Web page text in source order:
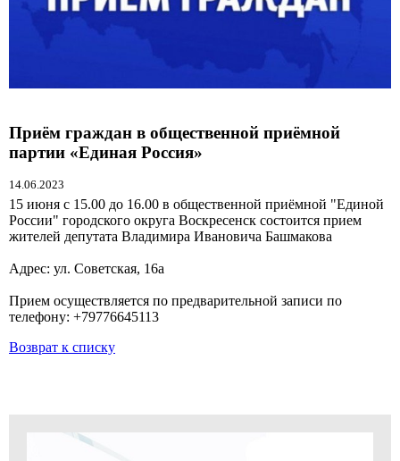
Приём граждан в общественной приёмной
партии «Единая Россия»
14.06.2023
15 июня с 15.00 до 16.00 в общественной приёмной "Единой
России" городского округа Воскресенск состоится прием
жителей депутата Владимира Ивановича Башмакова
Адрес: ул. Советская, 16а
Прием осуществляется по предварительной записи по
телефону: +79776645113
Возврат к списку